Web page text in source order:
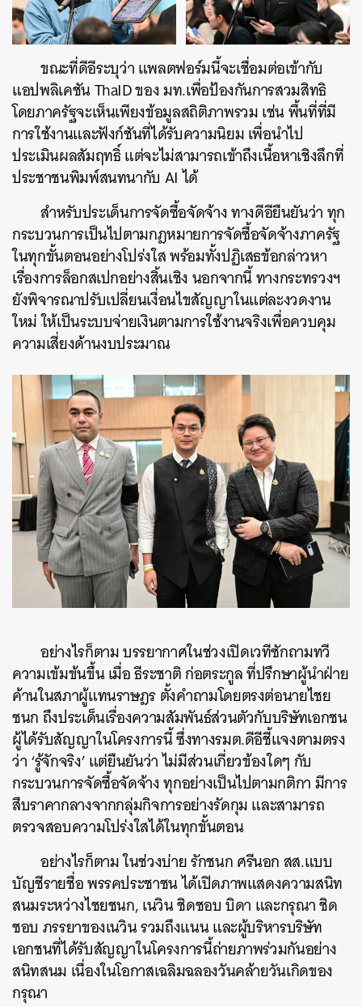
ขณะที่ดีอีระบุว่า แพลตฟอร์มนี้จะเชื่อมต่อเข้ากับ
แอปพลิเคชัน ThaID ของ มท.เพื่อป้องกันการสวมสิทธิ
โดยภาครัฐจะเห็นเพียงข้อมูลสถิติภาพรวม เช่น พื้นที่ที่มี
การใช้งานและฟังก์ชันที่ได้รับความนิยม เพื่อนำไป
ประเมินผลสัมฤทธิ์ แต่จะไม่สามารถเข้าถึงเนื้อหาเชิงลึกที่
ประชาชนพิมพ์สนทนากับ AI ได้
สำหรับประเด็นการจัดซื้อจัดจ้าง ทางดีอียืนยันว่า ทุก
กระบวนการเป็นไปตามกฎหมายการจัดซื้อจัดจ้างภาครัฐ
ในทุกขั้นตอนอย่างโปร่งใส พร้อมทั้งปฏิเสธข้อกล่าวหา
เรื่องการล็อกสเปกอย่างสิ้นเชิง นอกจากนี้ ทางกระทรวงฯ
ยังพิจารณาปรับเปลี่ยนเงื่อนไขสัญญาในแต่ละงวดงาน
ใหม่ ให้เป็นระบบจ่ายเงินตามการใช้งานจริงเพื่อควบคุม
ความเสี่ยงด้านงบประมาณ
อย่างไรก็ตาม บรรยากาศในช่วงเปิดเวทีซักถามทวี
ความเข้มข้นขึ้น เมื่อ ธีระชาติ ก่อตระกูล ที่ปรึกษาผู้นำฝ่าย
ค้านในสภาผู้แทนราษฎร ตั้งคำถามโดยตรงต่อนายไชย
ชนก ถึงประเด็นเรื่องความสัมพันธ์ส่วนตัวกับบริษัทเอกชน
ผู้ได้รับสัญญาในโครงการนี้ ซึ่งทางรมต.ดีอีชี้แจงตามตรง
ว่า ‘รู้จักจริง’ แต่ยืนยันว่า ไม่มีส่วนเกี่ยวข้องใดๆ กับ
กระบวนการจัดซื้อจัดจ้าง ทุกอย่างเป็นไปตามกติกา มีการ
สืบราคากลางจากกลุ่มกิจการอย่างรัดกุม และสามารถ
ตรวจสอบความโปร่งใสได้ในทุกขั้นตอน
อย่างไรก็ตาม ในช่วงบ่าย รักชนก ศรีนอก สส.แบบ
บัญชีรายชื่อ พรรคประชาชน ได้เปิดภาพแสดงความสนิท
สนมระหว่างไชยชนก, เนวิน ชิดชอบ บิดา และกรุณา ชิด
ชอบ ภรรยาของเนวิน รวมถึงแนน และผู้บริหารบริษัท
เอกชนที่ได้รับสัญญาในโครงการนี้ถ่ายภาพร่วมกันอย่าง
สนิทสนม เนื่องในโอกาสเฉลิมฉลองวันคล้ายวันเกิดของ
กรุณา